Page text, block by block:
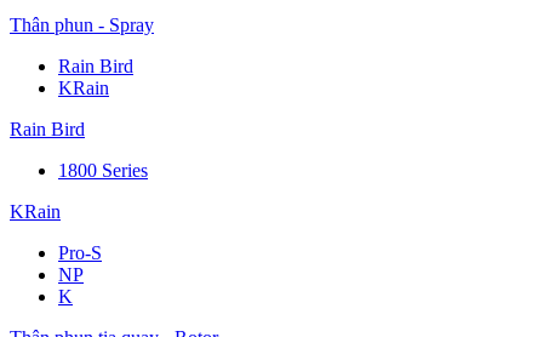
Thân phun - Spray
Rain Bird
KRain
Rain Bird
1800 Series
KRain
Pro-S
NP
K